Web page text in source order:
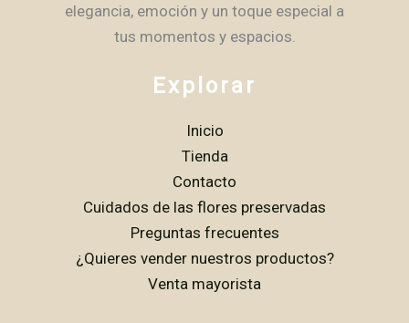
elegancia, emoción y un toque especial a
tus momentos y espacios.
Explorar
Inicio
Tienda
Contacto
Cuidados de las flores preservadas
Preguntas frecuentes
¿Quieres vender nuestros productos?
Venta mayorista